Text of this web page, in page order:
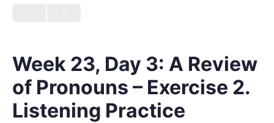
Week 23, Day 3: A Review
of Pronouns – Exercise 2.
Listening Practice